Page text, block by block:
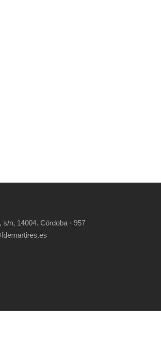
n, 14004. Córdoba · 957